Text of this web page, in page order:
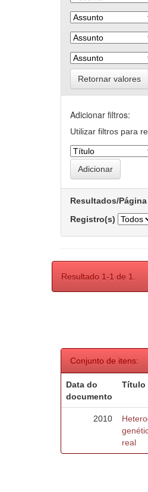
Retornar valores
Adicionar filtros:
Utilizar filtros para
Resultados/Página
Registro(s)
Resultado 1-1 de 1.
Conjunto de itens:
Data do
documento
Título
2010
real